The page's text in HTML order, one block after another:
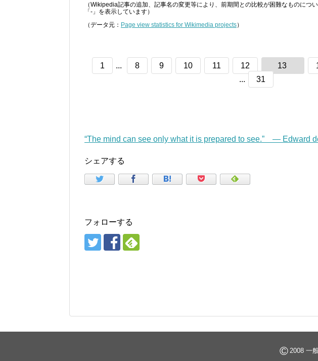
（Wikipedia記事の追加、記事名の変更等により、前期間との比較が困難なものにつ
「-」を表示しています）
（データ元： Page view statistics for Wikimedia projects）
1 ... 8 9 10 11 12 13
...
31
“The mind can see only what it is prepared to see.” — Edward
シェアする
フォローする
© 2008 一